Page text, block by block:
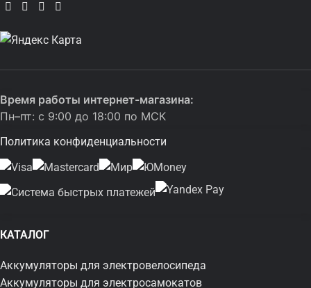
Время работы интернет-магазина:
Пн–пт: с 9:00 до 18:00 по МСК
Политика конфиденциальности
КАТАЛОГ
Аккумуляторы для электровелосипеда
Аккумуляторы для электросамокатов